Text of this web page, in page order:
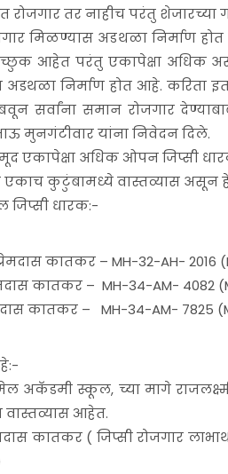
तर नाहीच परंतु
मिळण्यास अडथळा निर्माण होत
आहेत परंतु एकापेक्षा अधिक
निर्माण होत आहे. करिता
सर्वांना समान रोजगार
मुनगंटीवार यांना निवेदन दिले.
एकापेक्षा अधिक ओपन जिप्सी
कुटुंबामध्ये वास्तव्यास असून हे
जिप्सी धारक:-
कातकर – MH-32-AH- 2016
कातकर – MH-34-AM- 4082
कातकर – MH-34-AM-
अकॅडमी स्कूल, च्या मागे
वास्तव्यास आहेत.
कातकर ( जिप्सी रोजगार